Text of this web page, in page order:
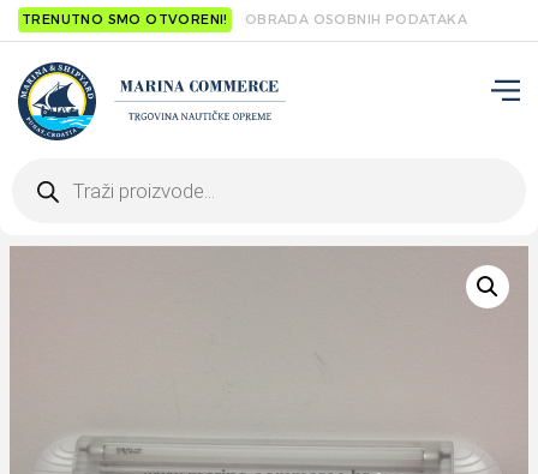
TRENUTNO SMO OTVORENI! OBRADA OSOBNIH PODATAKA
search